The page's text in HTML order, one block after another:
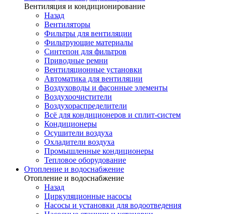
Вентиляция и кондиционирование
Назад
Вентиляторы
Фильтры для вентиляции
Фильтрующие материалы
Синтепон для фильтров
Приводные ремни
Вентиляционные установки
Автоматика для вентиляции
Воздуховоды и фасонные элементы
Воздухоочистители
Воздухораспределители
Всё для кондиционеров и сплит-систем
Кондиционеры
Осушители воздуха
Охладители воздуха
Промышленные кондиционеры
Тепловое оборудование
Отопление и водоснабжение
Отопление и водоснабжение
Назад
Циркуляционные насосы
Насосы и установки для водоотведения